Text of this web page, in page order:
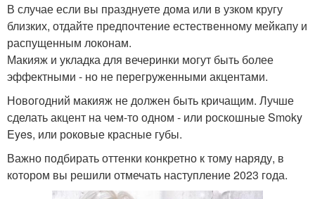
В случае если вы празднуете дома или в узком кругу
близких, отдайте предпочтение естественному мейкапу и
распущенным локонам.
Макияж и укладка для вечеринки могут быть более
эффектными - но не перегруженными акцентами.
Новогодний макияж не должен быть кричащим. Лучше
сделать акцент на чем-то одном - или роскошные Smoky
Eyes, или роковые красные губы.
Важно подбирать оттенки конкретно к тому наряду, в
котором вы решили отмечать наступление 2023 года.